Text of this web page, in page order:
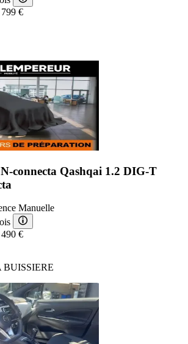
799 €
connecta Qashqai 1.2 DIG-T
Manuelle
490 €
BUISSIERE